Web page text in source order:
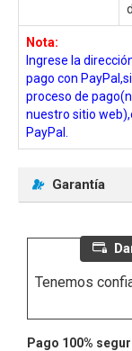
Nota:
Ingrese la
pago con
proceso de
nuestro sitio
PayPal.
Garantía
Tenemos
Pago 100%